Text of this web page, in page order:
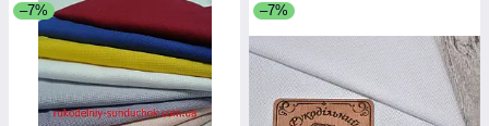
–7% –7%